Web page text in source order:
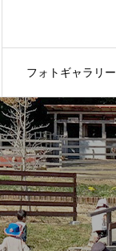
フォトギャラリー